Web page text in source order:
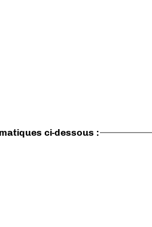
ci-dessous :